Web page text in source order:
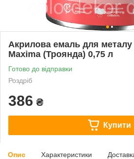
Акрилова емаль для металу
Maxima (Троянда) 0,75 л
Готово до відправки
Роздріб
386 ₴
Купити
Опис Характеристики